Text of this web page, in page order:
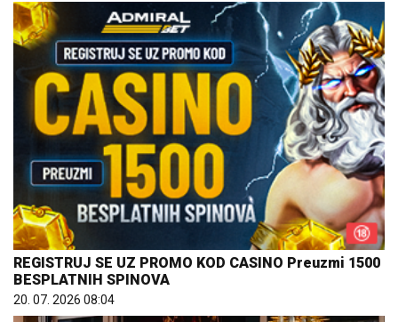
REGISTRUJ SE UZ PROMO KOD CASINO Preuzmi 1500
BESPLATNIH SPINOVA
20. 07. 2026 08:04